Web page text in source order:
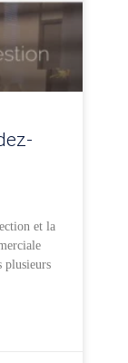
et la
plusieurs